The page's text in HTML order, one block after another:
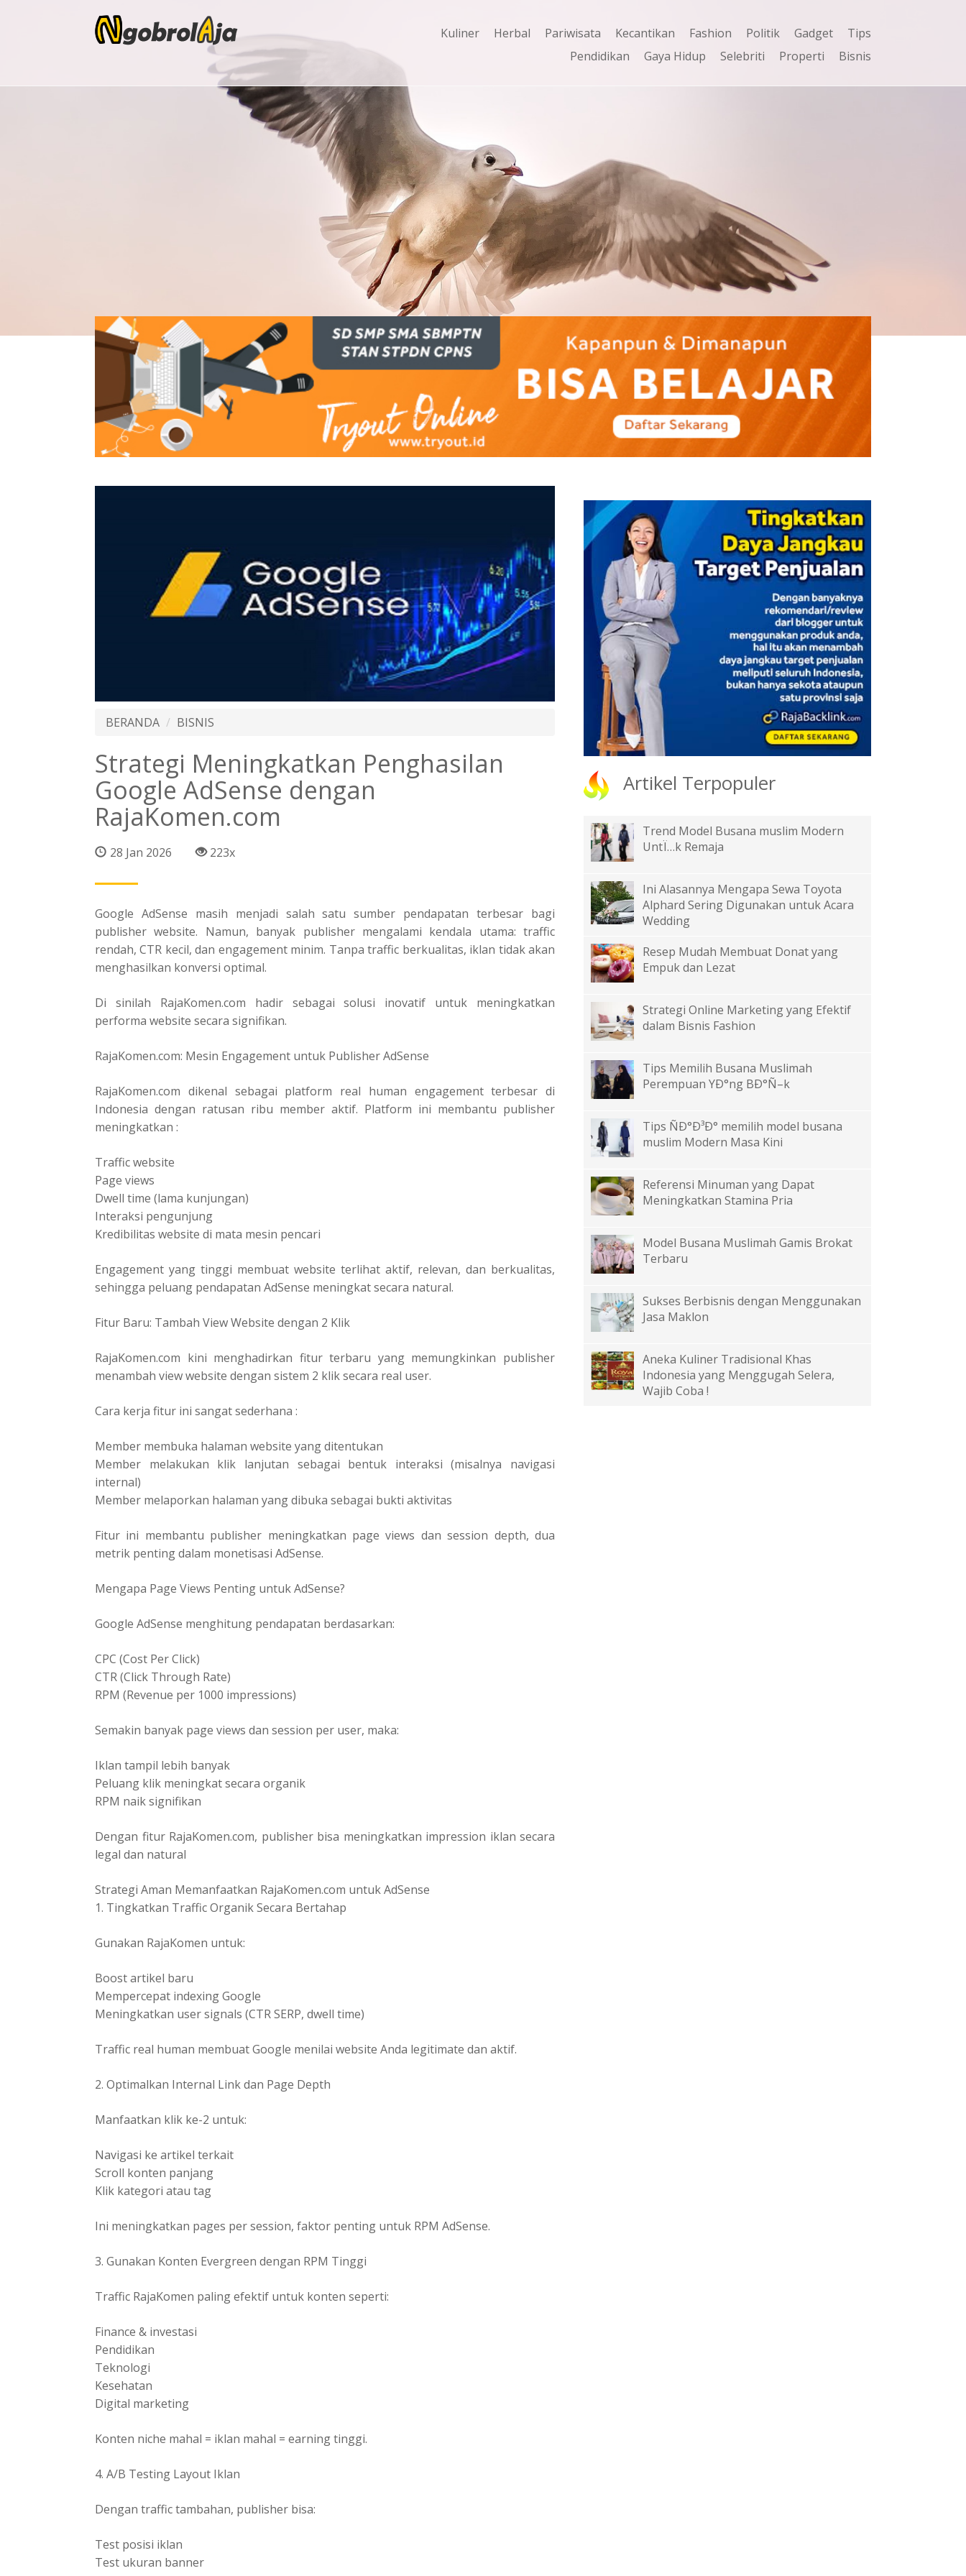
Kuliner Herbal Pariwisata Kecantikan Fashion Politik Gadget
Tips
Pendidikan
Gaya Hidup Selebriti Properti Bisnis
BERANDA BISNIS
Strategi Meningkatkan Penghasilan
Google AdSense dengan
RajaKomen.com
28 Jan 2026 223x
Google AdSense masih menjadi salah satu sumber pendapatan terbesar bagi
publisher website. Namun, banyak publisher mengalami kendala utama: traffic
rendah, CTR kecil, dan engagement minim. Tanpa traffic berkualitas, iklan tidak akan
menghasilkan konversi optimal.
Di sinilah RajaKomen.com hadir sebagai solusi inovatif untuk meningkatkan
performa website secara signifikan.
RajaKomen.com: Mesin Engagement untuk Publisher AdSense
RajaKomen.com dikenal sebagai platform real human engagement terbesar di
Indonesia dengan ratusan ribu member aktif. Platform ini membantu publisher
meningkatkan :
Traffic website
Page views
Dwell time (lama kunjungan)
Interaksi pengunjung
Kredibilitas website di mata mesin pencari
Engagement yang tinggi membuat website terlihat aktif, relevan, dan berkualitas,
sehingga peluang pendapatan AdSense meningkat secara natural.
Fitur Baru: Tambah View Website dengan 2 Klik
RajaKomen.com kini menghadirkan fitur terbaru yang memungkinkan publisher
menambah view website dengan sistem 2 klik secara real user.
Cara kerja fitur ini sangat sederhana :
Member membuka halaman website yang ditentukan
Member melakukan klik lanjutan sebagai bentuk interaksi (misalnya navigasi
internal)
Member melaporkan halaman yang dibuka sebagai bukti aktivitas
Fitur ini membantu publisher meningkatkan page views dan session depth, dua
metrik penting dalam monetisasi AdSense.
Mengapa Page Views Penting untuk AdSense?
Google AdSense menghitung pendapatan berdasarkan:
CPC (Cost Per Click)
CTR (Click Through Rate)
RPM (Revenue per 1000 impressions)
Semakin banyak page views dan session per user, maka:
Iklan tampil lebih banyak
Peluang klik meningkat secara organik
RPM naik signifikan
Dengan fitur RajaKomen.com, publisher bisa meningkatkan impression iklan secara
legal dan natural
Strategi Aman Memanfaatkan RajaKomen.com untuk AdSense
1. Tingkatkan Traffic Organik Secara Bertahap
Gunakan RajaKomen untuk:
Boost artikel baru
Mempercepat indexing Google
Meningkatkan user signals (CTR SERP, dwell time)
Traffic real human membuat Google menilai website Anda legitimate dan aktif.
2. Optimalkan Internal Link dan Page Depth
Manfaatkan klik ke-2 untuk:
Navigasi ke artikel terkait
Scroll konten panjang
Klik kategori atau tag
Ini meningkatkan pages per session, faktor penting untuk RPM AdSense.
3. Gunakan Konten Evergreen dengan RPM Tinggi
Traffic RajaKomen paling efektif untuk konten seperti:
Finance & investasi
Pendidikan
Teknologi
Kesehatan
Digital marketing
Konten niche mahal = iklan mahal = earning tinggi.
4. A/B Testing Layout Iklan
Dengan traffic tambahan, publisher bisa:
Test posisi iklan
Test ukuran banner
Artikel Terpopuler
Trend Model Busana muslim Modern
UntÏ…k Remaja
Ini Alasannya Mengapa Sewa Toyota
Alphard Sering Digunakan untuk Acara
Wedding
Resep Mudah Membuat Donat yang
Empuk dan Lezat
Strategi Online Marketing yang Efektif
dalam Bisnis Fashion
Tips Memilih Busana Muslimah
Perempuan YÐ°ng BÐ°Ñ–k
Tips ÑÐ°Ð³Ð° memilih model busana
muslim Modern Masa Kini
Referensi Minuman yang Dapat
Meningkatkan Stamina Pria
Model Busana Muslimah Gamis Brokat
Terbaru
Sukses Berbisnis dengan Menggunakan
Jasa Maklon
Aneka Kuliner Tradisional Khas
Indonesia yang Menggugah Selera,
Wajib Coba !